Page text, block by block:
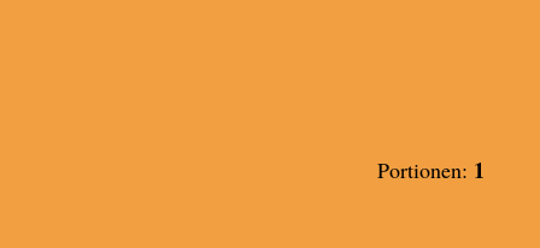
Portionen: 1